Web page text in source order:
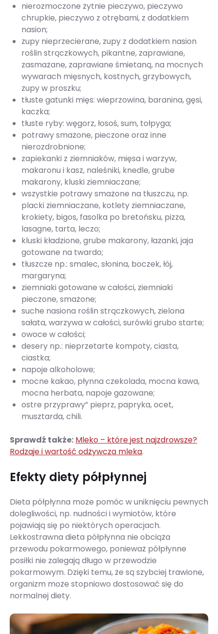
nierozmoczone żytnie pieczywo, pieczywo
chrupkie, pieczywo z otrębami, z dodatkiem
nasion;
zupy nieprzecierane, zupy z dodatkiem nasion
roślin strączkowych, pikantne, zaprawiane,
zasmażane, zaprawiane śmietaną, na mocnych
wywarach mięsnych, kostnych, grzybowych,
zupy w proszku;
tłuste gatunki mięs: wieprzowina, baranina, gęsi,
kaczka;
tłuste ryby: węgorz, łosoś, sum, tołpyga;
potrawy smażone, pieczone oraz inne
nierozdrobnione;
zapiekanki z ziemniaków, mięsa i warzyw,
makaronu i kasz, naleśniki, knedle, grube
makarony, kluski ziemniaczane;
wszystkie potrawy smażone na tłuszczu, np.
placki ziemniaczane, kotlety ziemniaczane,
krokiety, bigos, fasolka po bretońsku, pizza,
lasagne, tarta, leczo;
kluski kładzione, grube makarony, łazanki, jaja
gotowane na twardo;
tłuszcze np.: smalec, słonina, boczek, łój,
margaryna;
ziemniaki gotowane w całości, ziemniaki
pieczone, smażone;
suche nasiona roślin strączkowych, zielona
sałata, warzywa w całości, surówki grubo starte;
owoce w całości;
desery np.: nieprzetarte kompoty, ciasta,
ciastka;
napoje alkoholowe;
mocne kakao, płynna czekolada, mocna kawa,
mocna herbata, napoje gazowane;
ostre przyprawy” pieprz, papryka, ocet,
musztarda, chili.
Sprawdź także: Mleko – które jest najzdrowsze?
Rodzaje i wartość odżywcza mleka.
Efekty diety półpłynnej
Dieta półpłynna może pomóc w uniknięciu pewnych
dolegliwości, np. nudności i wymiotów, które
pojawiają się po niektórych operacjach.
Lekkostrawna dieta półpłynna nie obciąża
przewodu pokarmowego, ponieważ półpłynne
posiłki nie zalegają długo w przewodzie
pokarmowym. Dzięki temu, że są szybciej trawione,
organizm może stopniowo dostosować się do
normalnej diety.